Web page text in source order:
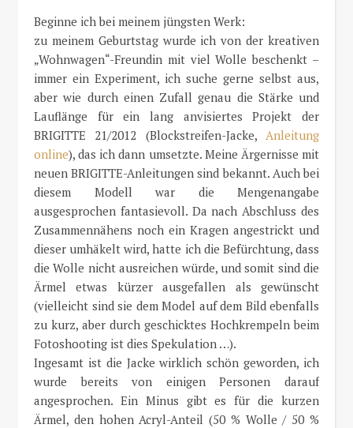
Beginne ich bei meinem jüngsten Werk:
zu meinem Geburtstag wurde ich von der kreativen
„Wohnwagen“-Freundin mit viel Wolle beschenkt –
immer ein Experiment, ich suche gerne selbst aus,
aber wie durch einen Zufall genau die Stärke und
Lauflänge für ein lang anvisiertes Projekt der
BRIGITTE 21/2012 (Blockstreifen-Jacke, Anleitung
online), das ich dann umsetzte. Meine Ärgernisse mit
neuen BRIGITTE-Anleitungen sind bekannt. Auch bei
diesem Modell war die Mengenangabe
ausgesprochen fantasievoll. Da nach Abschluss des
Zusammennähens noch ein Kragen angestrickt und
dieser umhäkelt wird, hatte ich die Befürchtung, dass
die Wolle nicht ausreichen würde, und somit sind die
Ärmel etwas kürzer ausgefallen als gewünscht
(vielleicht sind sie dem Model auf dem Bild ebenfalls
zu kurz, aber durch geschicktes Hochkrempeln beim
Fotoshooting ist dies Spekulation …).
Ingesamt ist die Jacke wirklich schön geworden, ich
wurde bereits von einigen Personen darauf
angesprochen. Ein Minus gibt es für die kurzen
Ärmel, den hohen Acryl-Anteil (50 % Wolle / 50 %